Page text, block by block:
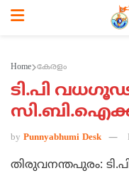
Home കേരളം
ടി.പി
സി.ബി.ഐക്ക്
by Punnyabhumi Desk
തിരുവനന്തപുരം: